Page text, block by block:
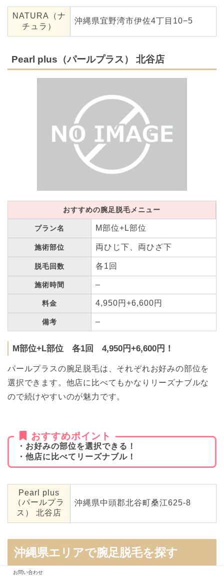
NATURA（ナ
チュラ）
沖縄県宜野湾市伊佐4丁目10−5
Pearl plus（パールプラス） 北谷店
おすすめの腕足脱毛メニュー
プラン名 M部位+L部位
施術部位 両ひじ下、両ひざ下
脱毛回数 各1回
施術時間 –
料金 4,950円+6,600円
備考 –
M部位+L部位 各1回 4,950円+6,600円！
パールプラスの腕足脱毛は、それぞれお好みの部位を
選択できます。他店に比べてもかなりリーズナブルな
ので続けやすいのが魅力です。
おすすめポイント
・お好みの部位を選択できる！
・他店に比べてリーズナブル！
Pearl plus
（パールプラ
ス） 北谷店
沖縄県中頭郡北谷町桑江625-8
沖縄県エリアで腕足脱毛を探す
お問い合わせ